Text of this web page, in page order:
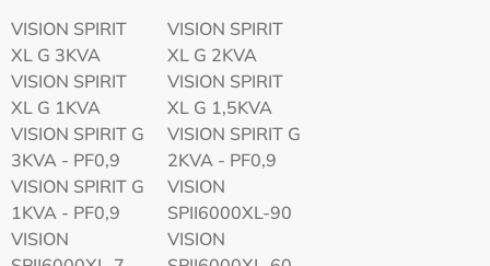
VISION SPIRIT
XL G 3KVA
VISION SPIRIT
XL G 2KVA
VISION SPIRIT
XL G 1KVA
VISION SPIRIT
XL G 1,5KVA
VISION SPIRIT G
3KVA - PF0,9
VISION SPIRIT G
2KVA - PF0,9
VISION SPIRIT G
1KVA - PF0,9
VISION
SPII6000XL-90
VISION
VISION